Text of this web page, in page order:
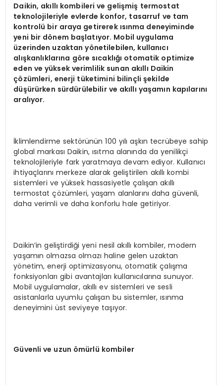
Daikin, akıllı kombileri ve gelişmiş termostat
teknolojileriyle evlerde konfor, tasarruf ve tam
kontrolü bir araya getirerek ısınma deneyiminde
yeni bir dönem başlatıyor. Mobil uygulama
üzerinden uzaktan yönetilebilen, kullanıcı
alışkanlıklarına göre sıcaklığı otomatik optimize
eden ve yüksek verimlilik sunan akıllı Daikin
çözümleri, enerji tüketimini bilinçli şekilde
düşürürken sürdürülebilir ve akıllı yaşamın kapılarını
aralıyor.
İklimlendirme sektörünün 100 yılı aşkın tecrübeye sahip
global markası Daikin, ısıtma alanında da yenilikçi
teknolojileriyle fark yaratmaya devam ediyor. Kullanıcı
ihtiyaçlarını merkeze alarak geliştirilen akıllı kombi
sistemleri ve yüksek hassasiyetle çalışan akıllı
termostat çözümleri, yaşam alanlarını daha güvenli,
daha verimli ve daha konforlu hale getiriyor.
Daikin’in geliştirdiği yeni nesil akıllı kombiler, modern
yaşamın olmazsa olmazı haline gelen uzaktan
yönetim, enerji optimizasyonu, otomatik çalışma
fonksiyonları gibi avantajları kullanıcılarına sunuyor.
Mobil uygulamalar, akıllı ev sistemleri ve sesli
asistanlarla uyumlu çalışan bu sistemler, ısınma
deneyimini üst seviyeye taşıyor.
Güvenli ve uzun ömürlü kombiler